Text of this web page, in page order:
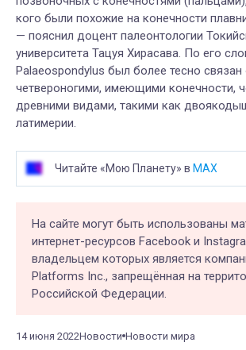
кого были похожие на конечности
— пояснил доцент палеонтологии
университета Тацуя Хирасава. По его
Palaeospondylus был более тесно связан
четвероногими, имеющими конечности,
древними видами, такими как
латимерии.
Читайте «Мою Планету» в MAX
На сайте могут быть использованы
интернет-ресурсов Facebook и
владельцем которых является
Platforms Inc., запрещённая на
Российской Федерации.
14 июня 2022Новости Новости мира